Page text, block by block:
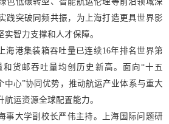
践突破同频共振，为上海打造更具世界影
智力支撑和人才保障。
海港集装箱吞吐量已连续16年排名世界第
货邮吞吐量均创历史新高。面向“十五
中心”协同优势，推动航运产业体系与重大
运资源全球配置能力。
事大学副校长严伟主持。上海国际问题研